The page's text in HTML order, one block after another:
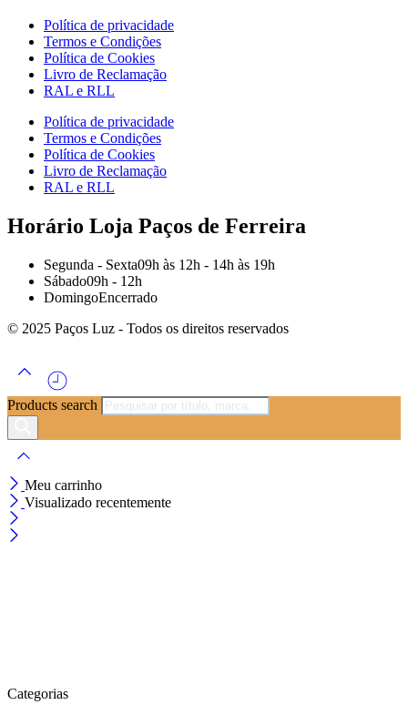
Política de privacidade
Termos e Condições
Política de Cookies
Livro de Reclamação
RAL e RLL
Política de privacidade
Termos e Condições
Política de Cookies
Livro de Reclamação
RAL e RLL
Horário Loja Paços de Ferreira
Segunda - Sexta09h às 12h - 14h às 19h
Sábado09h - 12h
DomingoEncerrado
© 2025 Paços Luz - Todos os direitos reservados
Products search
Meu carrinho
Visualizado recentemente
Categorias